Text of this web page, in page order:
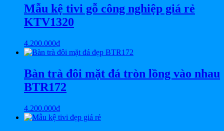
Mẫu kệ tivi gỗ công nghiệp giá rẻ
KTV1320
4.200.000₫
Bàn trà đôi mặt đá tròn lồng vào nhau
BTR172
4.200.000₫